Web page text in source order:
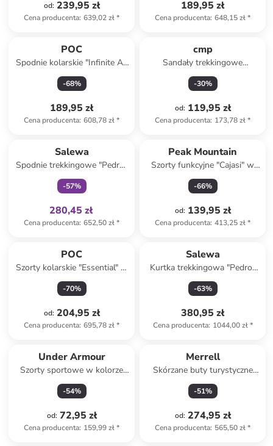
od: 239,95 zł
Cena producenta: 639,02 zł*
189,95 zł
Cena producenta: 648,15 zł*
POC
Spodnie kolarskie "Infinite All
Mountain" w kolorze czarnym
-68%
189,95 zł
Cena producenta: 608,78 zł*
cmp
Sandały trekkingowe
"Almaak" w kolorze
jasnoróżowo-granatowym
-30%
od: 119,95 zł
Cena producenta: 173,78 zł*
Salewa
Spodnie trekkingowe "Pedroc
Pro Durastretch" w kolorze
szarym
-57%
280,45 zł
Cena producenta: 652,50 zł*
Peak Mountain
Szorty funkcyjne "Cajasi" w
kolorze granatowym
-66%
od: 139,95 zł
Cena producenta: 413,25 zł*
POC
Szorty kolarskie "Essential" w
kolorze czarnym
-70%
od: 204,95 zł
Cena producenta: 695,78 zł*
Salewa
Kurtka trekkingowa "Pedroc
Pro Polartec Alpha" w kolorze
czerwonym
-63%
380,95 zł
Cena producenta: 1044,00 zł*
Under Armour
Szorty sportowe w kolorze
błękitnym
-54%
od: 72,95 zł
Cena producenta: 159,99 zł*
Merrell
Skórzane buty turystyczne
"Accentor 3" w kolorze
brązowym
-51%
od: 274,95 zł
Cena producenta: 565,50 zł*